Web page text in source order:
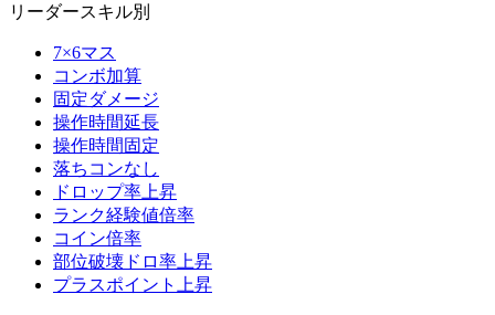
リーダースキル別
7×6マス
コンボ加算
固定ダメージ
操作時間延長
操作時間固定
落ちコンなし
ドロップ率上昇
ランク経験値倍率
コイン倍率
部位破壊ドロ率上昇
プラスポイント上昇